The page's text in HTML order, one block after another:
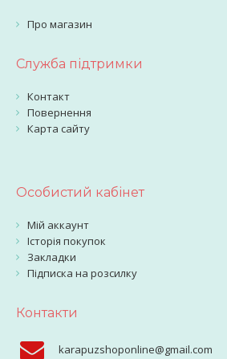
Про магазин
Служба підтримки
Контакт
Повернення
Карта сайту
Особистий кабінет
Мій аккаунт
Історія покупок
Закладки
Підписка на розсилку
Контакти
karapuzshoponline@gmail.com